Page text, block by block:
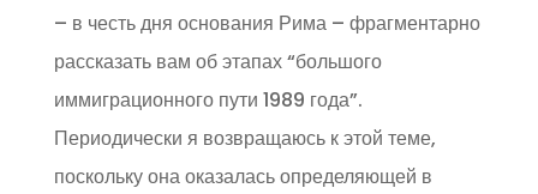
– в честь дня основания Рима – фрагментарно
рассказать вам об этапах “большого
иммиграционного пути 1989 года”.
Периодически я возвращаюсь к этой теме,
поскольку она оказалась определяющей в